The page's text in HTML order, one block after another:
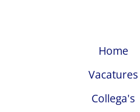
Home
Vacatures
Collega's